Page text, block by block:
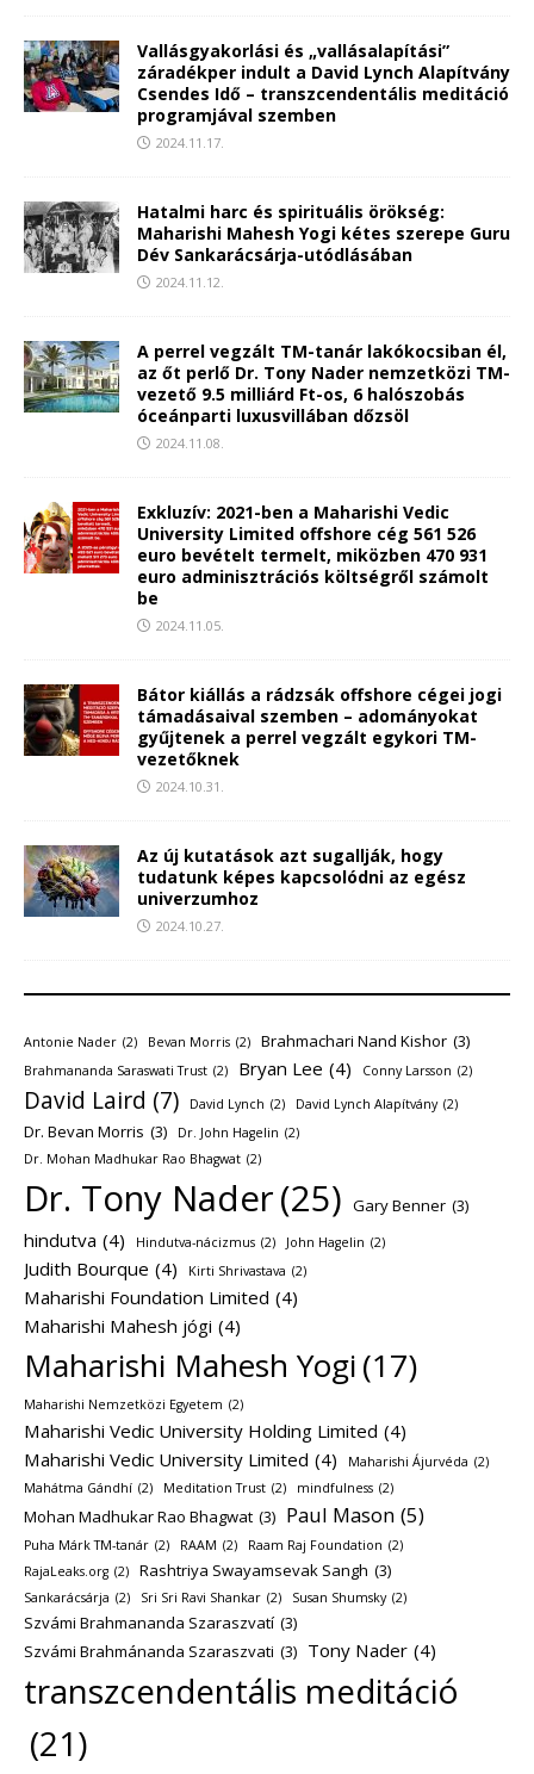
Vallásgyakorlási és „vallásalapítási”
záradékper indult a David Lynch Alapítvány
Csendes Idő – transzcendentális meditáció
programjával szemben
2024.11.17.
Hatalmi harc és spirituális örökség:
Maharishi Mahesh Yogi kétes szerepe Guru
Dév Sankarácsárja-utódlásában
2024.11.12.
A perrel vegzált TM-tanár lakókocsiban él,
az őt perlő Dr. Tony Nader nemzetközi TM-
vezető 9.5 milliárd Ft-os, 6 halószobás
óceánparti luxusvillában dőzsöl
2024.11.08.
Exkluzív: 2021-ben a Maharishi Vedic
University Limited offshore cég 561 526
euro bevételt termelt, miközben 470 931
euro adminisztrációs költségről számolt
be
2024.11.05.
Bátor kiállás a rádzsák offshore cégei jogi
támadásaival szemben – adományokat
gyűjtenek a perrel vegzált egykori TM-
vezetőknek
2024.10.31.
Az új kutatások azt sugallják, hogy
tudatunk képes kapcsolódni az egész
univerzumhoz
2024.10.27.
Antonie Nader (2) Bevan Morris (2) Brahmachari Nand Kishor (3)
Brahmananda Saraswati Trust (2) Bryan Lee (4) Conny Larsson (2)
David Laird (7) David Lynch (2) David Lynch Alapítvány (2)
Dr. Bevan Morris (3) Dr. John Hagelin (2)
Dr. Mohan Madhukar Rao Bhagwat (2)
Dr. Tony Nader(25) Gary Benner (3)
hindutva (4) Hindutva-nácizmus (2) John Hagelin (2)
Judith Bourque (4) Kirti Shrivastava (2)
Maharishi Foundation Limited (4)
Maharishi Mahesh jógi (4)
Maharishi Mahesh Yogi(17)
Maharishi Nemzetközi Egyetem (2)
Maharishi Vedic University Holding Limited (4)
Maharishi Vedic University Limited (4) Maharishi Ájurvéda (2)
Mahátma Gándhí (2) Meditation Trust (2) mindfulness (2)
Mohan Madhukar Rao Bhagwat (3) Paul Mason (5)
Puha Márk TM-tanár (2) RAAM (2) Raam Raj Foundation (2)
RajaLeaks.org (2) Rashtriya Swayamsevak Sangh (3)
Sankarácsárja (2) Sri Sri Ravi Shankar (2) Susan Shumsky (2)
Szvámi Brahmananda Szaraszvatí (3)
Szvámi Brahmánanda Szaraszvati (3) Tony Nader (4)
transzcendentális meditáció
(21)